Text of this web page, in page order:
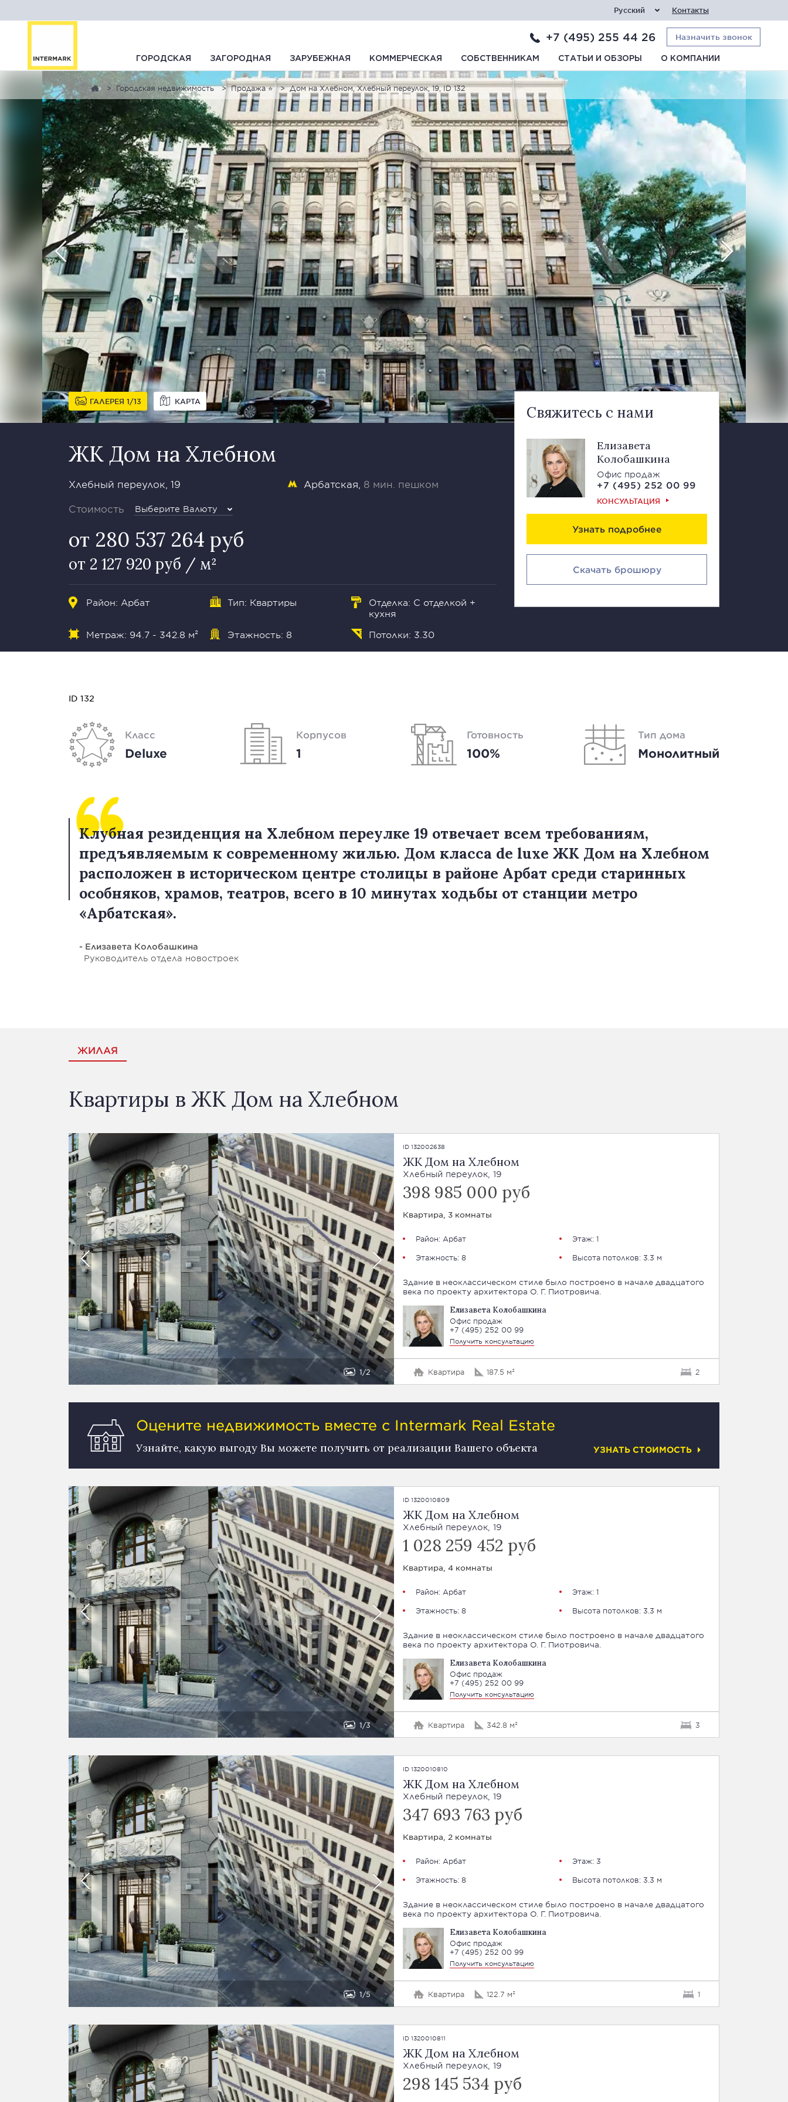
Русский Контакты
+7 (495) 255 44 26 Назначить звонок
ГОРОДСКАЯ ЗАГОРОДНАЯ ЗАРУБЕЖНАЯ КОММЕРЧЕСКАЯ СОБСТВЕННИКАМ СТАТЬИ И ОБЗОРЫ О КОМПАНИИ
Городская недвижимость Продажа ⭐ Дом на Хлебном, Хлебный переулок, 19, ID 132
ГАЛЕРЕЯ 1 13 КАРТА
ЖК Дом на Хлебном
Хлебный переулок, 19 Арбатская 8 мин. пешком
Стоимость Выберите Валюту
от 280 537 264 руб
от 2 127 920 руб / м²
Район: Арбат Тип: Квартиры
Отделка: С отделкой +
кухня
Метраж: 94.7 - 342.8 м²
Этажность: 8 Потолки: 3.30
Свяжитесь с нами
Елизавета
Колобашкина
Офис продаж
+7 (495) 252 00 99
КОНСУЛЬТАЦИЯ
Узнать подробнее
Скачать брошюру
ID 132
Класс
Deluxe
Корпусов
1
Готовность
100%
Тип дома
Монолитный
Клубная резиденция на Хлебном переулке 19 отвечает всем требованиям,
предъявляемым к современному жилью. Дом класса de luxe ЖК Дом на Хлебном
расположен в историческом центре столицы в районе Арбат среди старинных
особняков, храмов, театров, всего в 10 минутах ходьбы от станции метро
«Арбатская».
- Елизавета Колобашкина
Руководитель отдела новостроек
ЖИЛАЯ
Квартиры в ЖК Дом на Хлебном
1 2
ID 132002638
ЖК Дом на Хлебном
Хлебный переулок, 19
398 985 000 руб
Квартира, 3 комнаты
Район: Арбат
Этаж: 1
Этажность: 8
Высота потолков: 3.3 м
Здание в неоклассическом стиле было построено в начале двадцатого
века по проекту архитектора О. Г. Пиотровича.
Елизавета Колобашкина
Офис продаж
+7 (495) 252 00 99
Получить консультацию
Квартира 187.5 м² 2
Оцените недвижимость вместе с Intermark Real Estate
Узнайте, какую выгоду Вы можете получить от реализации Вашего объекта УЗНАТЬ СТОИМОСТЬ
1 3
ID 1320010809
ЖК Дом на Хлебном
Хлебный переулок, 19
1 028 259 452 руб
Квартира, 4 комнаты
Район: Арбат
Этаж: 1
Этажность: 8
Высота потолков: 3.3 м
Здание в неоклассическом стиле было построено в начале двадцатого
века по проекту архитектора О. Г. Пиотровича.
Елизавета Колобашкина
Офис продаж
+7 (495) 252 00 99
Получить консультацию
Квартира 342.8 м² 3
1 5
ID 1320010810
ЖК Дом на Хлебном
Хлебный переулок, 19
347 693 763 руб
Квартира, 2 комнаты
Район: Арбат
Этаж: 3
Этажность: 8
Высота потолков: 3.3 м
Здание в неоклассическом стиле было построено в начале двадцатого
века по проекту архитектора О. Г. Пиотровича.
Елизавета Колобашкина
Офис продаж
+7 (495) 252 00 99
Получить консультацию
Квартира 122.7 м² 1
ID 1320010811
ЖК Дом на Хлебном
Хлебный переулок, 19
298 145 534 руб